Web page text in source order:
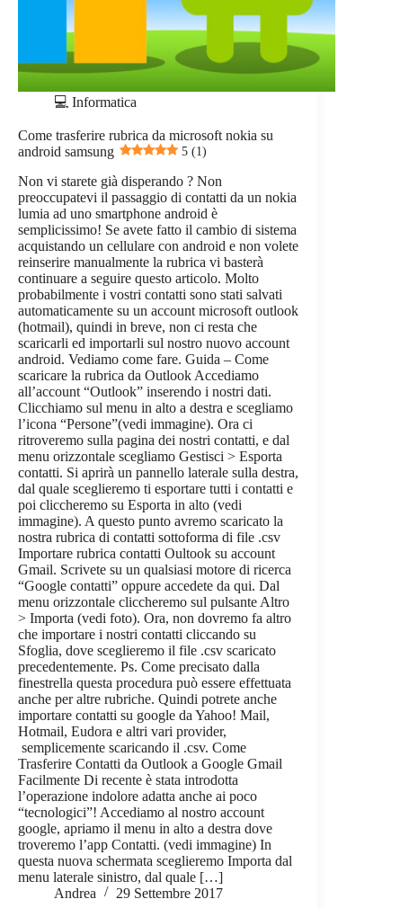
💻 Informatica
Come trasferire rubrica da microsoft nokia su
android samsung
5 (1)
Non vi starete già disperando ? Non
preoccupatevi il passaggio di contatti da un nokia
lumia ad uno smartphone android è
semplicissimo! Se avete fatto il cambio di sistema
acquistando un cellulare con android e non volete
reinserire manualmente la rubrica vi basterà
continuare a seguire questo articolo. Molto
probabilmente i vostri contatti sono stati salvati
automaticamente su un account microsoft outlook
(hotmail), quindi in breve, non ci resta che
scaricarli ed importarli sul nostro nuovo account
android. Vediamo come fare. Guida – Come
scaricare la rubrica da Outlook Accediamo
all’account “Outlook” inserendo i nostri dati.
Clicchiamo sul menu in alto a destra e scegliamo
l’icona “Persone”(vedi immagine). Ora ci
ritroveremo sulla pagina dei nostri contatti, e dal
menu orizzontale scegliamo Gestisci > Esporta
contatti. Si aprirà un pannello laterale sulla destra,
dal quale sceglieremo ti esportare tutti i contatti e
poi cliccheremo su Esporta in alto (vedi
immagine). A questo punto avremo scaricato la
nostra rubrica di contatti sottoforma di file .csv
Importare rubrica contatti Oultook su account
Gmail. Scrivete su un qualsiasi motore di ricerca
“Google contatti” oppure accedete da qui. Dal
menu orizzontale cliccheremo sul pulsante Altro
> Importa (vedi foto). Ora, non dovremo fa altro
che importare i nostri contatti cliccando su
Sfoglia, dove sceglieremo il file .csv scaricato
precedentemente. Ps. Come precisato dalla
finestrella questa procedura può essere effettuata
anche per altre rubriche. Quindi potrete anche
importare contatti su google da Yahoo! Mail,
Hotmail, Eudora e altri vari provider,
semplicemente scaricando il .csv. Come
Trasferire Contatti da Outlook a Google Gmail
Facilmente Di recente è stata introdotta
l’operazione indolore adatta anche ai poco
“tecnologici”! Accediamo al nostro account
google, apriamo il menu in alto a destra dove
troveremo l’app Contatti. (vedi immagine) In
questa nuova schermata sceglieremo Importa dal
menu laterale sinistro, dal quale […]
Andrea
29 Settembre 2017